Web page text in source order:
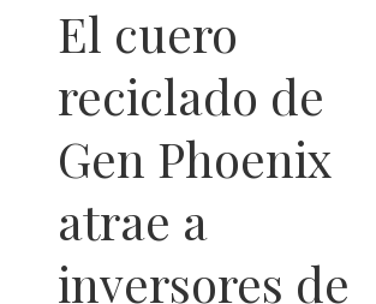
El cuero
reciclado de
Gen Phoenix
atrae a
inversores de